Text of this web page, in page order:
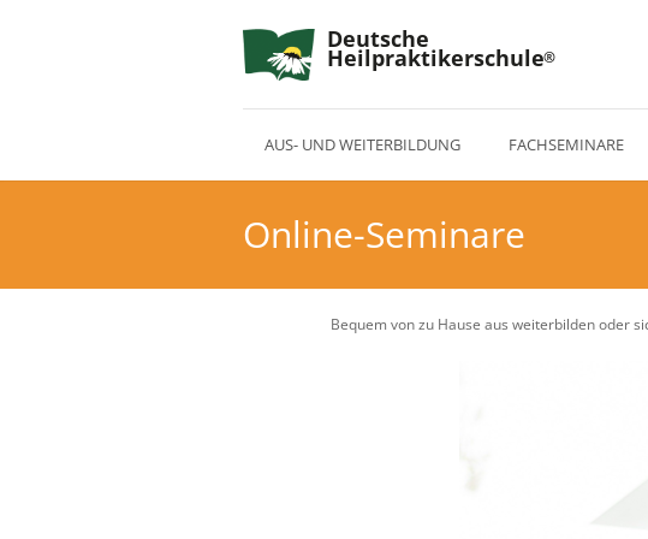
Deutsche
Heilpraktikerschule
AUS- UND WEITERBILDUNG FACHSEMINARE
Online-Seminare
Bequem von zu Hause aus weiterbilden oder